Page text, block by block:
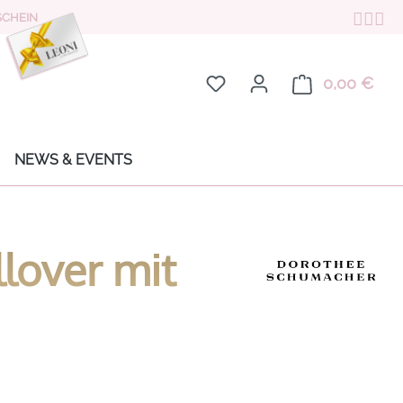
Du hast 0 Produkte auf
0,00 €
NEWS & EVENTS
mit